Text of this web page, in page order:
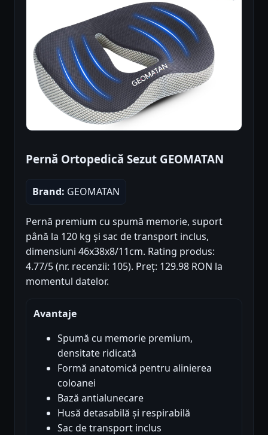
Pernă Ortopedică Sezut GEOMATAN
Brand: GEOMATAN
Pernă premium cu spumă memorie, suport
până la 120 kg și sac de transport inclus,
dimensiuni 46x38x8/11cm. Rating produs:
4.77/5 (nr. recenzii: 105). Preț: 129.98 RON la
momentul datelor.
Avantaje
Spumă cu memorie premium,
densitate ridicată
Formă anatomică pentru alinierea
coloanei
Bază antialunecare
Husă detasabilă și respirabilă
Sac de transport inclus